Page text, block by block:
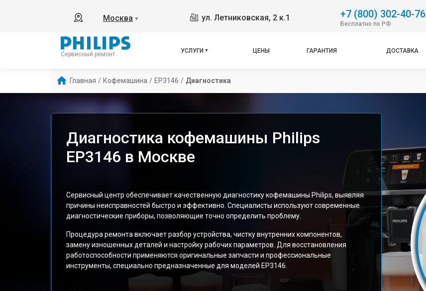
Москва ▼ ул. Летниковская, 2 к.1 +7 (800) 302-40-76
Бесплатно по РФ
Сервисный ремонт
УСЛУГИ ЦЕНЫ ГАРАНТИЯ ДОСТАВКА
Главная / Кофемашина / EP3146 / Диагностика
Диагностика кофемашины Philips
EP3146 в Москве
Сервисный центр обеспечивает качественную диагностику кофемашины Philips, выявляя
причины неисправностей быстро и эффективно. Специалисты используют современные
диагностические приборы, позволяющие точно определить проблему.
Процедура ремонта включает разбор устройства, чистку внутренних компонентов,
замену изношенных деталей и настройку рабочих параметров. Для восстановления
работоспособности применяются оригинальные запчасти и профессиональные
инструменты, специально предназначенные для моделей EP3146.